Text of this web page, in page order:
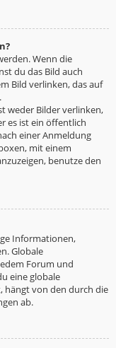
Wenn die
du das Bild auch
Bild verlinken, das auf
weder Bilder verlinken,
es ist ein öffentlich
einer Anmeldung
mit einem
benutze den
Informationen,
Globale
Forum und
eine globale
hängt von den durch die
ab.